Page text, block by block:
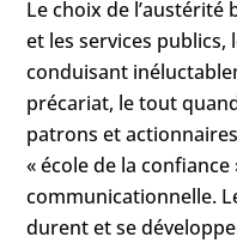
Le choix de l’austérité
et les services
conduisant
précariat, le tout
patrons et
« école de la
communicationnelle.
durent et se